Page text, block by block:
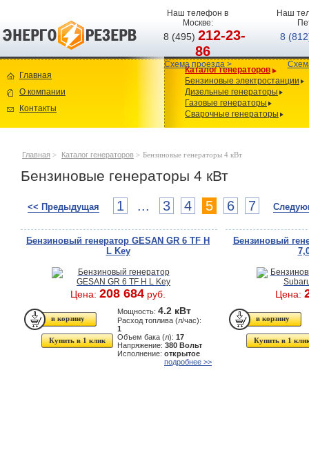
Наш телефон в
Москве:
8 (495)212-23-
86
Схема проезда >
Наш
8
Главная
О компании
Контакты
Каталог генераторов
Бензиновые электростанции
Дизельные генераторы
Газовые генераторы
Сварочные генераторы
Главная > Каталог генераторов > Бензиновые генераторы 4 кВт
Бензиновые генераторы 4 кВт
<< Предыдущая 1 ... 3 4 5 6 7
Бензиновый генератор GESAN GR 6 TF H
L Key
Цена: 208 684 руб.
Купить в 1 клик
Мощность: 4.2 кВт
Расход топлива (л/час):
1
Объем бака (л): 17
Напряжение: 380 Вольт
Исполнение: открытое
подробнее >>
Бензиновый
Цена:
Купить в 1